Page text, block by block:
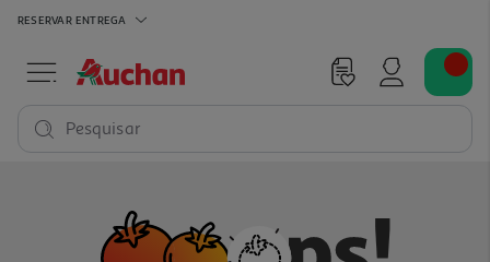
RESERVAR ENTREGA
Pesquisar